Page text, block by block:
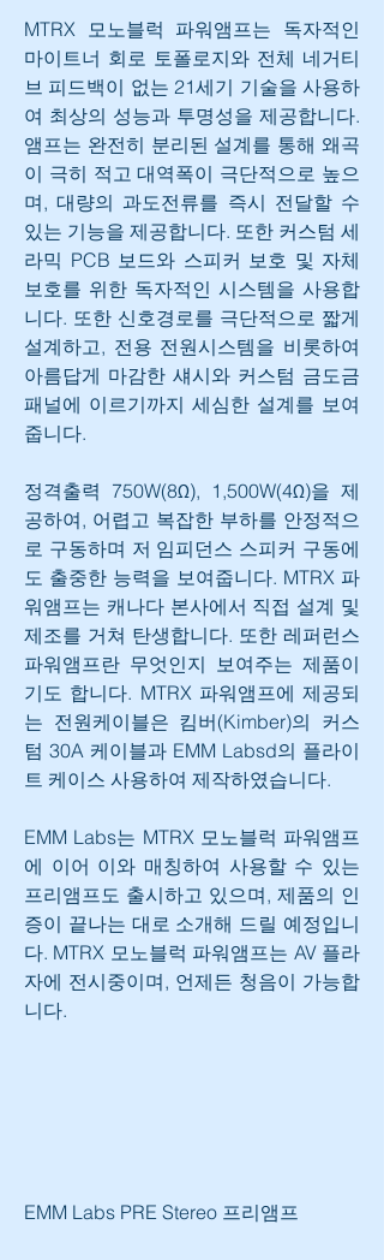
MTRX 모노블럭 파워앰프는 독자적인
마이트너 회로 토폴로지와 전체 네거티
브 피드백이 없는 21세기 기술을 사용하
여 최상의 성능과 투명성을 제공합니다.
앰프는 완전히 분리된 설계를 통해 왜곡
이 극히 적고 대역폭이 극단적으로 높으
며, 대량의 과도전류를 즉시 전달할 수
있는 기능을 제공합니다. 또한 커스텀 세
라믹 PCB 보드와 스피커 보호 및 자체
보호를 위한 독자적인 시스템을 사용합
니다. 또한 신호경로를 극단적으로 짧게
설계하고, 전용 전원시스템을 비롯하여
아름답게 마감한 섀시와 커스텀 금도금
패널에 이르기까지 세심한 설계를 보여
줍니다.
정격출력 750W(8Ω), 1,500W(4Ω)을 제
공하여, 어렵고 복잡한 부하를 안정적으
로 구동하며 저 임피던스 스피커 구동에
도 출중한 능력을 보여줍니다. MTRX 파
워앰프는 캐나다 본사에서 직접 설계 및
제조를 거쳐 탄생합니다. 또한 레퍼런스
파워앰프란 무엇인지 보여주는 제품이
기도 합니다. MTRX 파워앰프에 제공되
는 전원케이블은 킴버(Kimber)의 커스
텀 30A 케이블과 EMM Labsd의 플라이
트 케이스 사용하여 제작하였습니다.
EMM Labs는 MTRX 모노블럭 파워앰프
에 이어 이와 매칭하여 사용할 수 있는
프리앰프도 출시하고 있으며, 제품의 인
증이 끝나는 대로 소개해 드릴 예정입니
다. MTRX 모노블럭 파워앰프는 AV 플라
자에 전시중이며, 언제든 청음이 가능합
니다.
EMM Labs PRE Stereo 프리앰프